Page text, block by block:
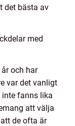
det bästa av
med
och har
var det vanligt
inte fanns lika
att välja
de ofta är